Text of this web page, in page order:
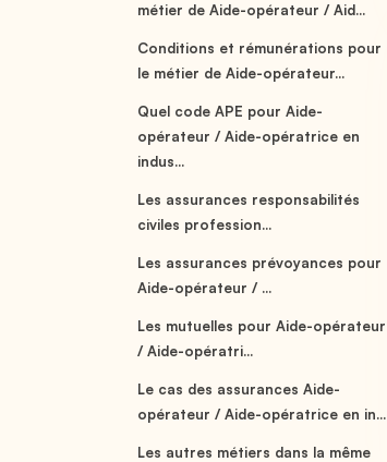
métier de Aide-opérateur / Aid...
Conditions et rémunérations pour
le métier de Aide-opérateur...
Quel code APE pour Aide-
opérateur / Aide-opératrice en
indus...
Les assurances responsabilités
civiles profession...
Les assurances prévoyances pour
Aide-opérateur / ...
Les mutuelles pour Aide-opérateur
/ Aide-opératri...
Le cas des assurances Aide-
opérateur / Aide-opératrice en in...
Les autres métiers dans la même